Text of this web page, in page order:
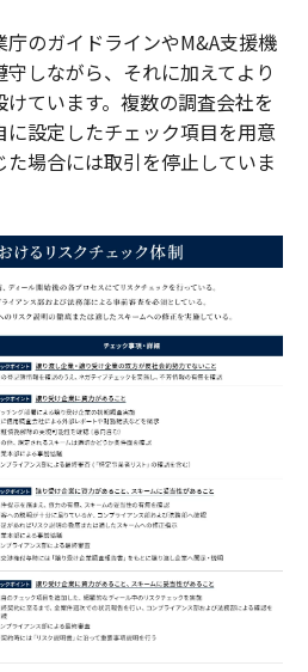
庁のガイドラインやM&A支援機
しながら、それに加えてより
ています。複数の調査会社を
設定したチェック項目を用意
場合には取引を停止していま